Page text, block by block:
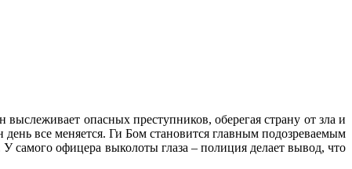
опасных преступников, оберегая страну от зла и
все меняется. Ги Бом становится главным подозреваемым
самого офицера выколоты глаза – полиция делает вывод, что